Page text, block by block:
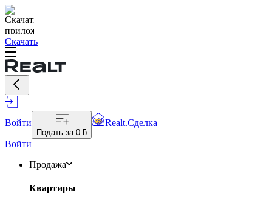
Скачать
Войти
Подать за 0 ƃ
Realt.Сделка
Войти
Продажа
Квартиры